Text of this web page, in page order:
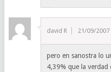
david R 21/09/2007
pero en sanostra lo
4,39% que la verdad